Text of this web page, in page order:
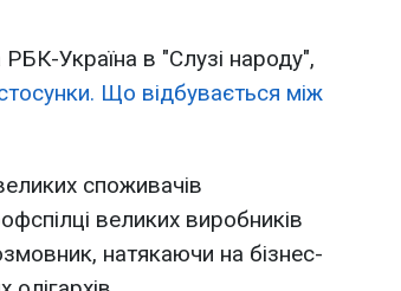
Україна в "Слузі народу",
Що відбувається між
споживачів
великих виробників
натякаючи на бізнес-